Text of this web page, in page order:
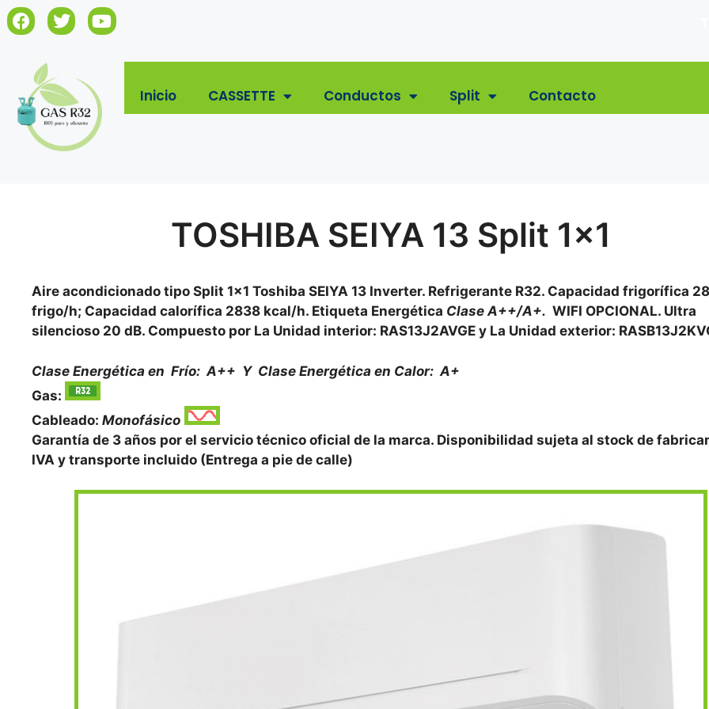
Inicio CASSETTE Conductos Split Contacto
TOSHIBA SEIYA 13 Split 1×1
Aire acondicionado tipo Split 1×1 Toshiba SEIYA 13 Inverter. Refrigerante R32. Capacidad frigorífica
frigo/h; Capacidad calorífica 2838 kcal/h. Etiqueta Energética Clase A++/A+. WIFI OPCIONAL. Ultra
silencioso 20 dB. Compuesto por La Unidad interior: RAS13J2AVGE y La Unidad exterior:
Clase Energética en Frío: A++ Y Clase Energética en Calor: A+
Gas:
Cableado: Monofásico
Garantía de 3 años por el servicio técnico oficial de la marca. Disponibilidad sujeta al stock de
IVA y transporte incluido (Entrega a pie de calle)